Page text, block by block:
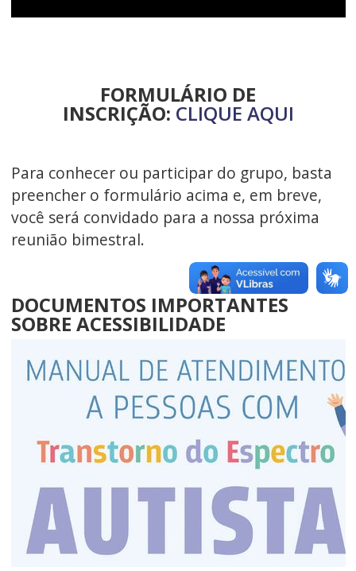
FORMULÁRIO DE
INSCRIÇÃO: CLIQUE AQUI
Para conhecer ou participar do grupo, basta
preencher o formulário acima e, em breve,
você será convidado para a nossa próxima
reunião bimestral.
DOCUMENTOS IMPORTANTES
SOBRE ACESSIBILIDADE